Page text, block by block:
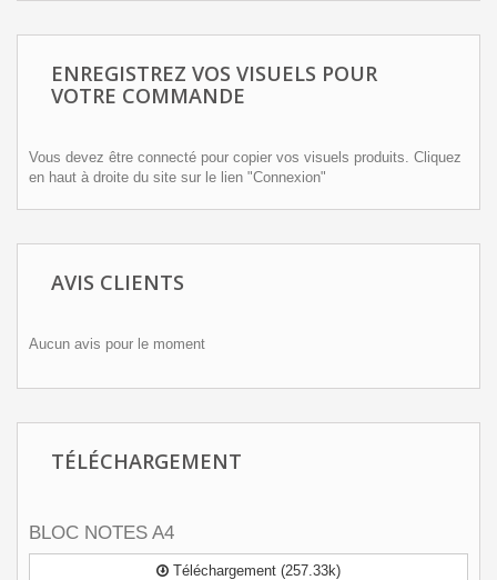
ENREGISTREZ VOS VISUELS POUR
VOTRE COMMANDE
Vous devez être connecté pour copier vos visuels produits. Cliquez
en haut à droite du site sur le lien "Connexion"
AVIS CLIENTS
Aucun avis pour le moment
TÉLÉCHARGEMENT
BLOC NOTES A4
Téléchargement (257.33k)